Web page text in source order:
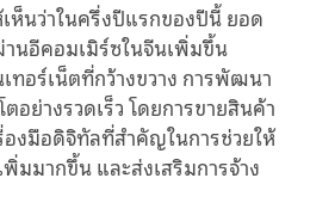
ห็นว่าในครึ่งปีแรกของปีนี้ ยอด
นอีคอมเมิร์ซในจีนเพิ่มขึ้น
ทอร์เน็ตที่กว้างขวาง การพัฒนา
อย่างรวดเร็ว โดยการขายสินค้า
งมือดิจิทัลที่สำคัญในการช่วยให้
มมากขึ้น และส่งเสริมการจ้าง